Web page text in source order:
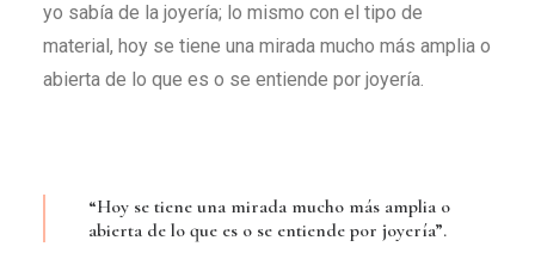
yo sabía de la joyería; lo mismo con el tipo de
material, hoy se tiene una mirada mucho más amplia o
abierta de lo que es o se entiende por joyería.
“Hoy se tiene una mirada mucho más amplia o
abierta de lo que es o se entiende por joyería”.